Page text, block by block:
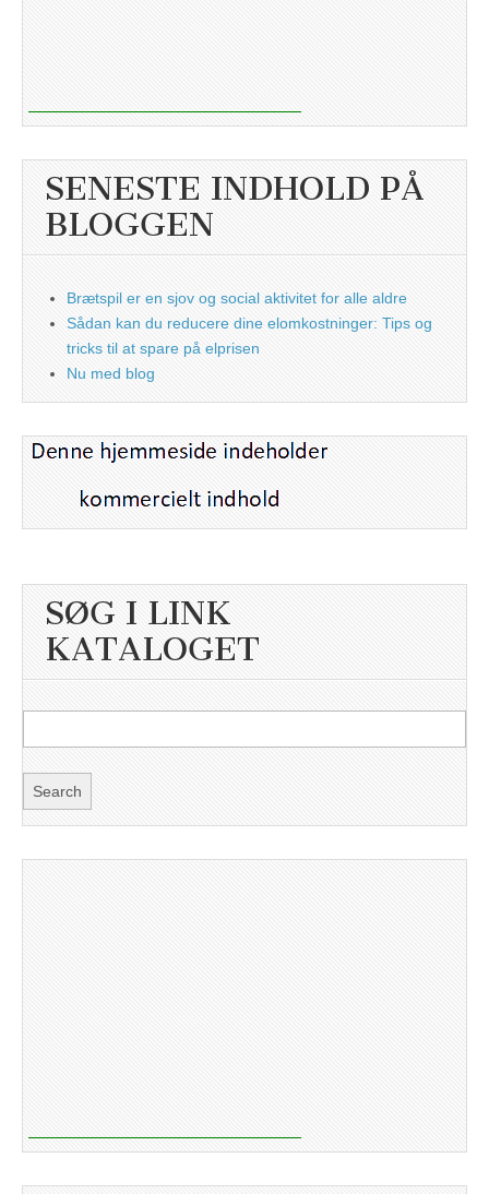
SENESTE INDHOLD PÅ
BLOGGEN
Brætspil er en sjov og social aktivitet for alle aldre
Sådan kan du reducere dine elomkostninger: Tips og
tricks til at spare på elprisen
Nu med blog
SØG I LINK
KATALOGET